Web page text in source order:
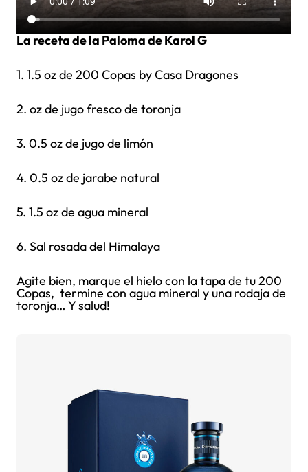
La receta de la Paloma de Karol G
1. 1.5 oz de 200 Copas by Casa Dragones
2. oz de jugo fresco de toronja
3. 0.5 oz de jugo de limón
4. 0.5 oz de jarabe natural
5. 1.5 oz de agua mineral
6. Sal rosada del Himalaya
Agite bien, marque el hielo con la tapa de tu 200
Copas, termine con agua mineral y una rodaja de
toronja… Y salud!